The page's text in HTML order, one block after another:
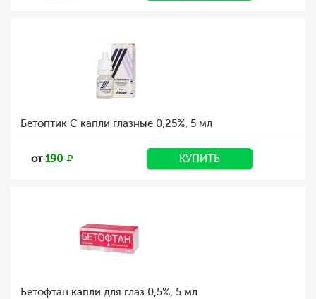
Бетоптик С капли глазные 0,25%, 5 мл
от190 КУПИТЬ
Бетофтан капли для глаз 0,5%, 5 мл